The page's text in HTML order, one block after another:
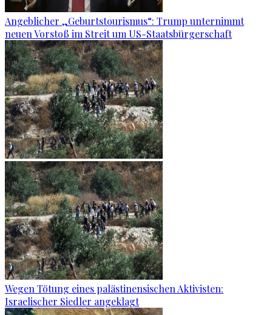
Angeblicher „Geburtstourismus“: Trump unternimmt
neuen Vorstoß im Streit um US-Staatsbürgerschaft
Wegen Tötung eines palästinensischen Aktivisten:
Israelischer Siedler angeklagt